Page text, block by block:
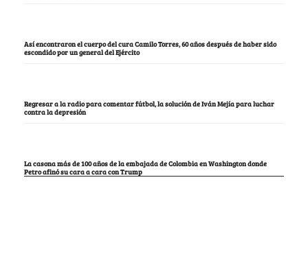
Así encontraron el cuerpo del cura Camilo Torres, 60 años después de haber sido
escondido por un general del Ejército
Regresar a la radio para comentar fútbol, la solución de Iván Mejía para luchar
contra la depresión
La casona más de 100 años de la embajada de Colombia en Washington donde
Petro afinó su cara a cara con Trump